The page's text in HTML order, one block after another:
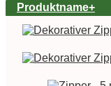
Produktname+